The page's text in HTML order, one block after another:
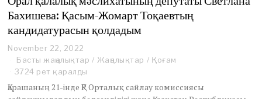
Бахишева: Қасым-Жомарт Тоқаевтың
кандидатурасын қолдадым
November 22, 2022
Басты жаңалықтар / Жаңалықтар / Қоғам
3724 рет қаралды
Қарашаның 21-інде ҚР Орталық сайлау комиссиясы